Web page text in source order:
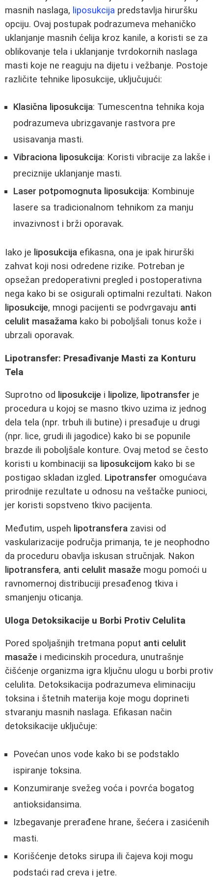
masnih naslaga, liposukcija predstavlja hiruršku
opciju. Ovaj postupak podrazumeva mehaničko
uklanjanje masnih ćelija kroz kanile, a koristi se za
oblikovanje tela i uklanjanje tvrdokornih naslaga
masti koje ne reaguju na dijetu i vežbanje. Postoje
različite tehnike liposukcije, uključujući:
Klasična liposukcija: Tumescentna tehnika koja
podrazumeva ubrizgavanje rastvora pre
usisavanja masti.
Vibraciona liposukcija: Koristi vibracije za lakše i
preciznije uklanjanje masti.
Laser potpomognuta liposukcija: Kombinuje
lasere sa tradicionalnom tehnikom za manju
invazivnost i brži oporavak.
Iako je liposukcija efikasna, ona je ipak hirurški
zahvat koji nosi odredene rizike. Potreban je
opsežan predoperativni pregled i postoperativna
nega kako bi se osigurali optimalni rezultati. Nakon
liposukcije, mnogi pacijenti se podvrgavaju anti
celulit masažama kako bi poboljšali tonus kože i
ubrzali oporavak.
Lipotransfer: Presađivanje Masti za Konturu
Tela
Suprotno od liposukcije i lipolize, lipotransfer je
procedura u kojoj se masno tkivo uzima iz jednog
dela tela (npr. trbuh ili butine) i presađuje u drugi
(npr. lice, grudi ili jagodice) kako bi se popunile
brazde ili poboljšale konture. Ovaj metod se često
koristi u kombinaciji sa liposukcijom kako bi se
postigao skladan izgled. Lipotransfer omogućava
prirodnije rezultate u odnosu na veštačke punioci,
jer koristi sopstveno tkivo pacijenta.
Međutim, uspeh lipotransfera zavisi od
vaskularizacije područja primanja, te je neophodno
da proceduru obavlja iskusan stručnjak. Nakon
lipotransfera, anti celulit masaže mogu pomoći u
ravnomernoj distribuciji presađenog tkiva i
smanjenju oticanja.
Uloga Detoksikacije u Borbi Protiv Celulita
Pored spoljašnjih tretmana poput anti celulit
masaže i medicinskih procedura, unutrašnje
čišćenje organizma igra ključnu ulogu u borbi protiv
celulita. Detoksikacija podrazumeva eliminaciju
toksina i štetnih materija koje mogu doprineti
stvaranju masnih naslaga. Efikasan način
detoksikacije uključuje:
Povećan unos vode kako bi se podstaklo
ispiranje toksina.
Konzumiranje svežeg voća i povrća bogatog
antioksidansima.
Izbegavanje prerađene hrane, šećera i zasićenih
masti.
Korišćenje detoks sirupa ili čajeva koji mogu
podstaći rad creva i jetre.